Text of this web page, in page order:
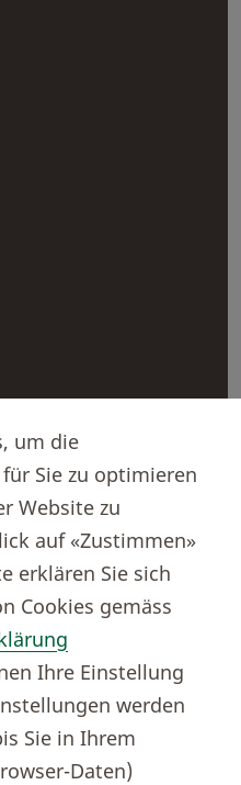
um die
Sie zu optimieren
Website zu
auf «Zustimmen»
erklären Sie sich
Cookies gemäss
Ihre Einstellung
werden
Sie in Ihrem
Daten)